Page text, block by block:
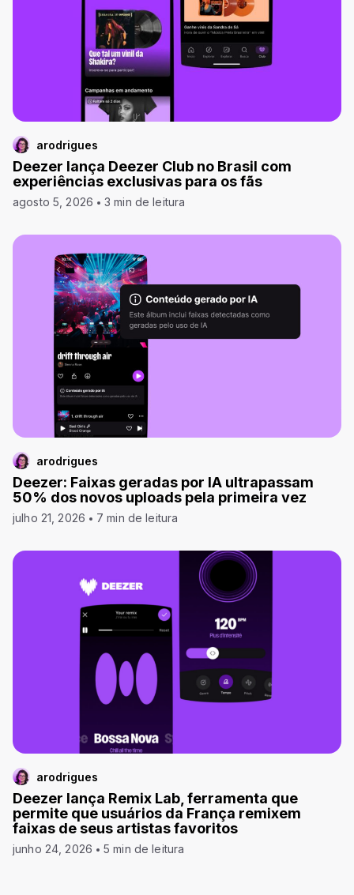
arodrigues
Deezer lança Deezer Club no Brasil com
experiências exclusivas para os fãs
agosto 5, 2026 3 min de leitura
arodrigues
Deezer: Faixas geradas por IA ultrapassam
50% dos novos uploads pela primeira vez
julho 21, 2026 7 min de leitura
arodrigues
Deezer lança Remix Lab, ferramenta que
permite que usuários da França remixem
faixas de seus artistas favoritos
junho 24, 2026 5 min de leitura